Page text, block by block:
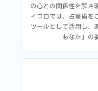
の心との関係性を解き
イコロでは、占星術を
ツールとして活用し、
あなた」の